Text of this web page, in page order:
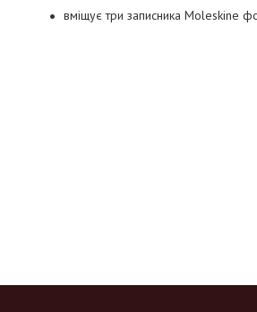
вміщує три записника Moleskine